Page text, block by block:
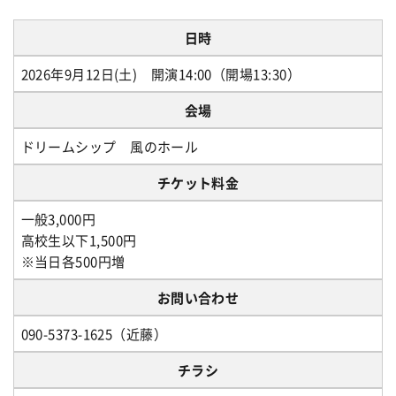
日時
2026年9月12日(土) 開演14:00（開場13:30）
会場
ドリームシップ 風のホール
チケット料金
一般3,000円
高校生以下1,500円
※当日各500円増
お問い合わせ
090-5373-1625（近藤）
チラシ